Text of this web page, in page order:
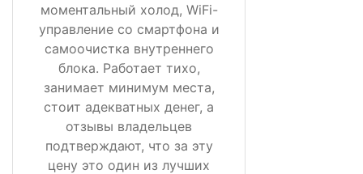
моментальный холод, WiFi-
управление со смартфона и
самоочистка внутреннего
блока. Работает тихо,
занимает минимум места,
стоит адекватных денег, а
отзывы владельцев
подтверждают, что за эту
цену это один из лучших